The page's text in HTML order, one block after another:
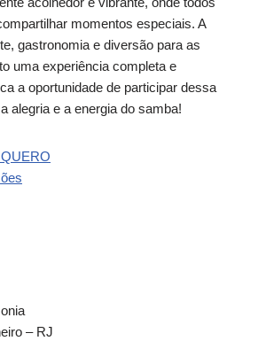
momentos especiais. A
gastronomia e diversão para as
uma experiência completa e
a oportunidade de participar dessa
alegria e a energia do samba!
– RJ